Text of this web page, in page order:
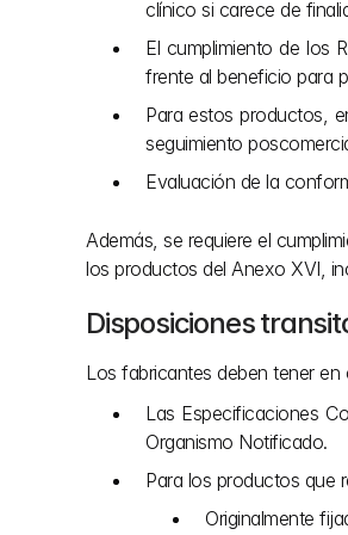
clínico si carece de
El cumplimiento de los
frente al beneficio para
Para estos productos,
seguimiento
Evaluación de la
Además, se requiere el
los productos del Anexo XVI,
Disposiciones
Los fabricantes deben tener
Las Especificaciones
Organismo Notificado.
Para los productos que
Originalmente